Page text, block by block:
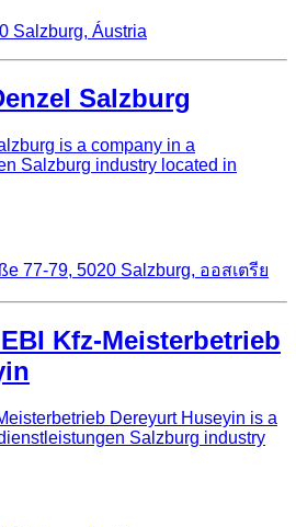
Salzburg, Áustria
Salzburg
is a company in a
Salzburg industry located in
77-79, 5020 Salzburg, ออสเตรีย
Kfz-Meisterbetrieb
Dereyurt Huseyin is a
Salzburg industry